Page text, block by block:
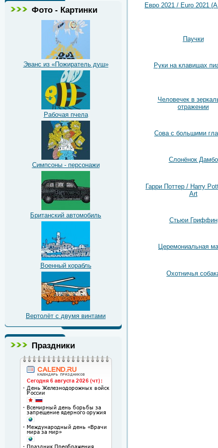
Фото - Картинки
Эванс из «Пожиратель душ»
Рабочая пчела
Симпсоны - персонажи
Британский автомобиль
Военный корабль
Вертолёт с двумя винтами
Праздники
Евро 2021 / Euro 2021
Паучки
Руки на клавишах
Человечек в
отражении
Сова с большими
Слонёнок Дамбо
Гарри Поттер / Harry
Art
Стьюи Гриффин
Церемониальная
Охотничья